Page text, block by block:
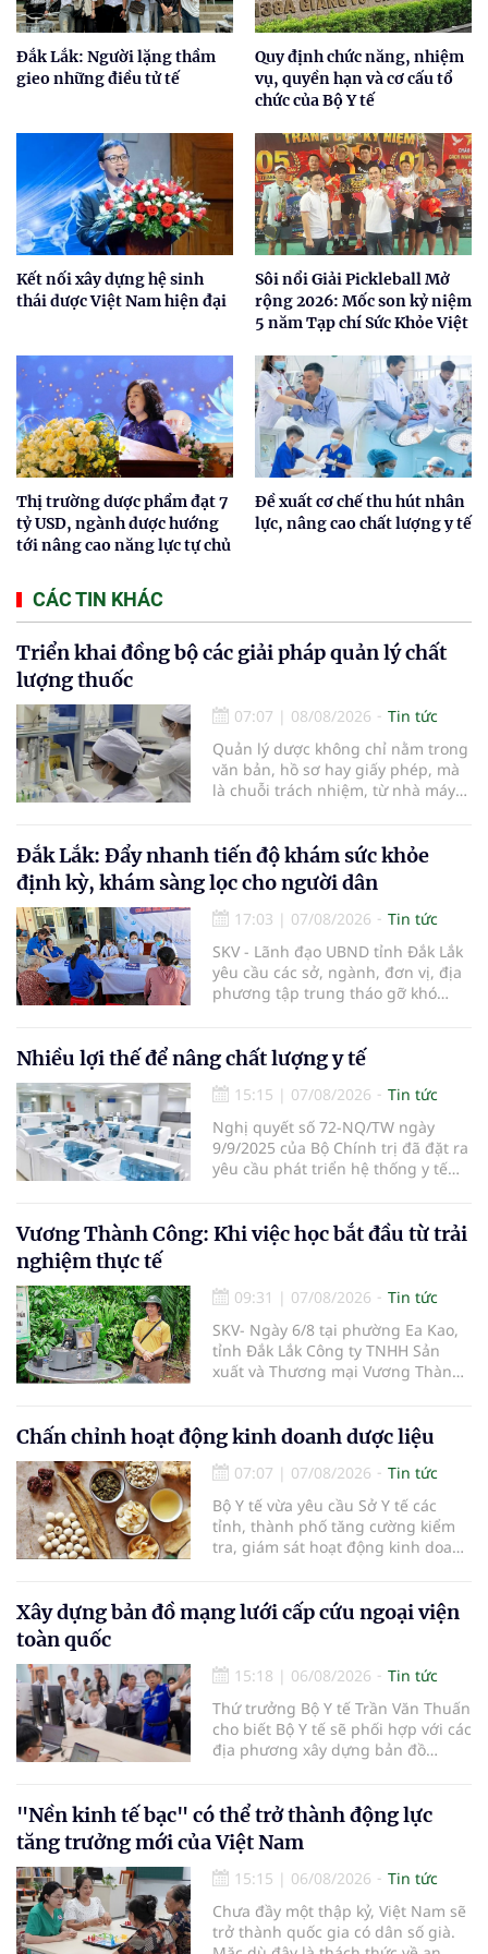
Đắk Lắk: Người lặng thầm
gieo những điều tử tế
Quy định chức năng, nhiệm
vụ, quyền hạn và cơ cấu tổ
chức của Bộ Y tế
Kết nối xây dựng hệ sinh
thái dược Việt Nam hiện đại
Sôi nổi Giải Pickleball Mở
rộng 2026: Mốc son kỷ niệm
5 năm Tạp chí Sức Khỏe Việt
Thị trường dược phẩm đạt 7
tỷ USD, ngành dược hướng
tới nâng cao năng lực tự chủ
Đề xuất cơ chế thu hút nhân
lực, nâng cao chất lượng y tế
CÁC TIN KHÁC
Triển khai đồng bộ các giải pháp quản lý chất
lượng thuốc
07:07 | 08/08/2026
Tin tức
Quản lý dược không chỉ nằm trong
văn bản, hồ sơ hay giấy phép, mà
là chuỗi trách nhiệm, từ nhà máy
bệnh... Ngành y tế từng bước tiêu
chuẩn hóa, quy chuẩn hóa và hội
nhập quốc tế nhằm giúp cho
người dân tiếp cận thuốc an toàn,
chất lượng, hiệu quả và giá hợp lý.
Đắk Lắk: Đẩy nhanh tiến độ khám sức khỏe
định kỳ, khám sàng lọc cho người dân
17:03 | 07/08/2026
Tin tức
SKV - Lãnh đạo UBND tỉnh Đắk Lắk
yêu cầu các sở, ngành, đơn vị, địa
phương tập trung tháo gỡ khó
sàng lọc cho 100% người dân trên
địa bàn tỉnh trong tháng 10/2026.
Nhiều lợi thế để nâng chất lượng y tế
15:15 | 07/08/2026
Tin tức
Nghị quyết số 72-NQ/TW ngày
9/9/2025 của Bộ Chính trị đã đặt ra
yêu cầu phát triển hệ thống y tế
Vương Thành Công: Khi việc học bắt đầu từ trải
nghiệm thực tế
09:31 | 07/08/2026
Tin tức
SKV- Ngày 6/8 tại phường Ea Kao,
tỉnh Đắk Lắk Công ty TNHH Sản
xuất và Thương mại Vương Thành
tham gia của các chủ doanh
nghiệp, chủ quán cà phê, hợp tác
xã, người làm nông nghiệp và
những người yêu thích cà phê.
Chấn chỉnh hoạt động kinh doanh dược liệu
07:07 | 07/08/2026
Tin tức
Bộ Y tế vừa yêu cầu Sở Y tế các
tỉnh, thành phố tăng cường kiểm
tra, giám sát hoạt động kinh doanh
Xây dựng bản đồ mạng lưới cấp cứu ngoại viện
toàn quốc
15:18 | 06/08/2026
Tin tức
Thứ trưởng Bộ Y tế Trần Văn Thuấn
cho biết Bộ Y tế sẽ phối hợp với các
địa phương xây dựng bản đồ
thiện cơ chế tài chính và đa dạng
hóa phương tiện nhằm nâng cao
năng lực cấp cứu trước viện trên
phạm vi cả nước.
"Nền kinh tế bạc" có thể trở thành động lực
tăng trưởng mới của Việt Nam
15:15 | 06/08/2026
Tin tức
Chưa đầy một thập kỷ, Việt Nam sẽ
trở thành quốc gia có dân số già.